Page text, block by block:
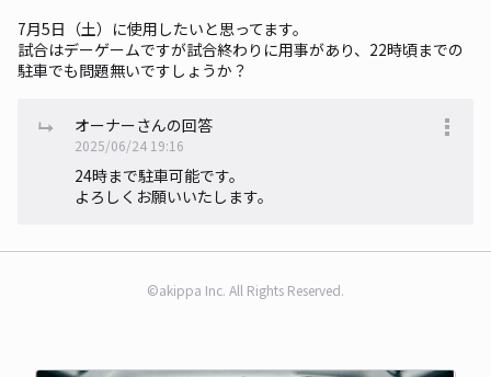
7月5日（土）に使用したいと思ってます。
試合はデーゲームですが試合終わりに用事があり、22時頃までの
駐車でも問題無いですしょうか？
オーナーさんの回答
2025/06/24 19:16
24時まで駐車可能です。
よろしくお願いいたします。
©akippa Inc. All Rights Reserved.